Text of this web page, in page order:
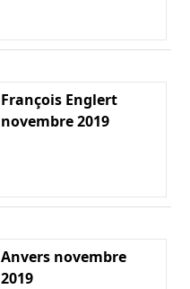
François Englert
novembre 2019
Anvers novembre
2019